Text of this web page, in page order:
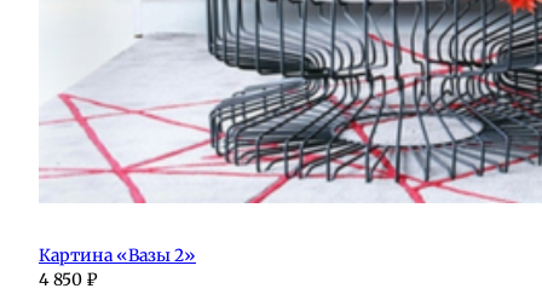
Картина «Вазы 2»
4 850 ₽